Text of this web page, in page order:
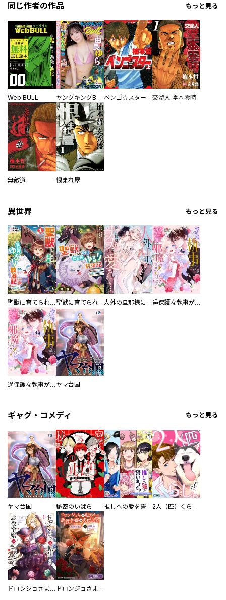
同じ作者の作品 もっと見る
Web BULL ヤングキングBULL ベンゴ☆スター 交渉人 堂本零時
無敵道 恨まれ屋
異世界 もっと見る
聖獣に育てられた少年の異世界ゆるり放浪記～神様からもらったチート魔法で、仲間たちとスローライフを満喫中～ 聖獣に育てられた少年の異世界ゆるり放浪記～神様からもらったチート魔法で、仲間たちとスローライフを満喫中～【分冊版】 人外の旦那様に娶られ毎晩ナカまで愛される…。アンソロジー 過保護な執事が私の婚活を邪魔してきます！ 分冊版
過保護な執事が私の婚活を邪魔してきます！ ヤマ台国
ギャグ・コメディ もっと見る
ヤマ台国 秘密のいばら 推しへの愛を誓いますか？～アラサー女子、推しは逃げぬが人生逃げる～ 2人（匹）くらし。
ドロンジョさまは転生しても悪役令嬢のままだった ドロンジョさまは転生しても悪役令嬢のままだった【分冊版】